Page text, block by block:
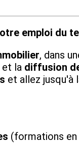
emploi du
, dans
et la diffusion
et allez jusqu'à
(formations en